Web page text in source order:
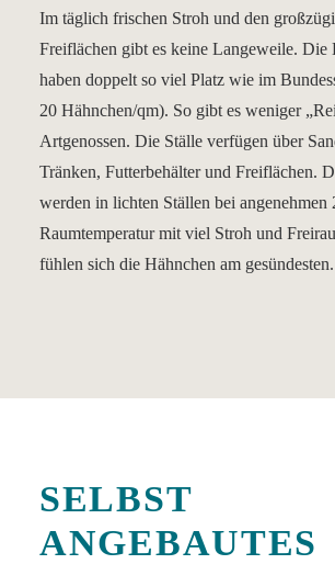
Im täglich frischen Stroh und den
Freiflächen gibt es keine Langeweile. Die
haben doppelt so viel Platz wie im
20 Hähnchen/qm). So gibt es weniger
Artgenossen. Die Ställe verfügen über
Tränken, Futterbehälter und Freiflächen.
werden in lichten Ställen bei angenehmen
Raumtemperatur mit viel Stroh und
fühlen sich die Hähnchen am gesündesten.
SELBST
ANGEBAUTES